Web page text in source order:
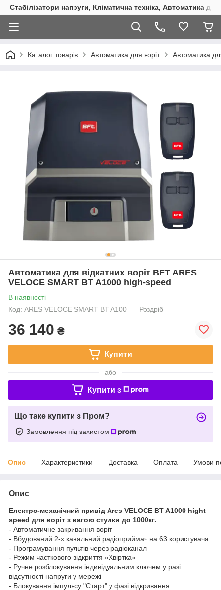
Стабілізатори напруги, Кліматична техніка, Автоматика
Каталог товарів Автоматика для воріт Автоматика
Автоматика для відкатних воріт BFT ARES
VELOCE SMART BT A1000 high-speed
В наявності
Код: ARES VELOCE SMART BT A100
Роздріб
36 140 ₴
Купити
або
Купити з
Що таке купити з Пром?
Замовлення під захистом
Опис Характеристики Доставка Оплата Умови
Опис
Електро-механічний привід Ares VELOCE BT A1000 hight
speed для воріт з вагою стулки до 1000кг.
- Автоматичне закривання воріт
- Вбудований 2-х канальний радіоприймач на 63 користувача
- Програмування пультів через радіоканал
- Режим часткового відкриття «Хвіртка»
- Ручне розблокування індивідуальним ключем у разі
відсутності напруги у мережі
- Блокування імпульсу "Старт" у фазі відкривання